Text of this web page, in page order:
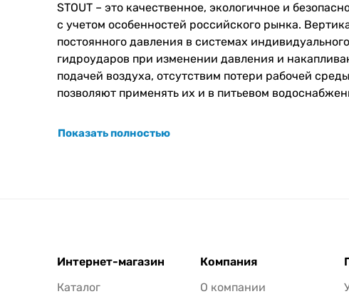
STOUT – это качественное, экологичное и
с учетом особенностей российского рынка.
постоянного давления в системах
гидроударов при изменении давления и
подачей воздуха, отсутствим потери рабочей
позволяют применять их и в питьевом
Показать полностью
Интернет-магазин
Каталог
Компания
О компании